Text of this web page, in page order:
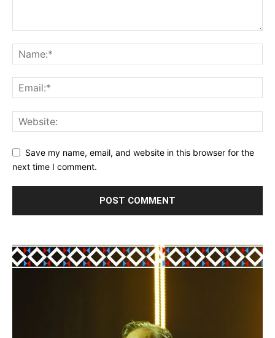
Save my name, email, and website in this browser for the
next time I comment.